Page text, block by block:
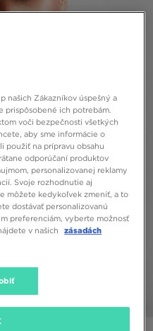
našich Zákazníkov úspešný a
prispôsobené ich potrebám.
voči bezpečnosti všetkých
aby sme informácie o
použiť na prípravu obsahu
odporúčaní produktov
personalizovanej reklamy
Svoje rozhodnutie aj
môžete kedykoľvek zmeniť, a to
dostávať personalizovanú
preferenciám, vyberte možnosť
v našich
zásadách